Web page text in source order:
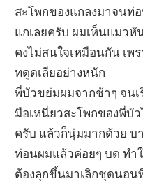
สะโพกของแกลงมาจนท่
แกเลยครับ ผมเห็นแมว
คงไม่สนใจเหมือนกัน เพ
ทดูดเลียอย่างหนัก
พี่บัวขย่มผมจากช้าๆ จนเ
มือเหนี่ยวสะโพกของพี่บั
ครับ แล้วก็นุ่มมากด้วย บ
ท่อนผมแล้วค่อยๆ บด ทำ
ต้องลุกขึ้นมาเลิกชุดนอ